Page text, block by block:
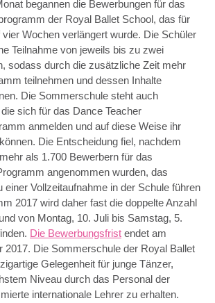
begannen die Bewerbungen für das
der Royal Ballet School, das für
Wochen verlängert wurde. Die Schüler
Teilnahme von jeweils bis zu zwei
sodass durch die zusätzliche Zeit mehr
teilnehmen und dessen Inhalte
Die Sommerschule steht auch
sich für das Dance Teacher
anmelden und auf diese Weise ihr
Die Entscheidung fiel, nachdem
als 1.700 Bewerbern für das
angenommen wurden, das
einer Vollzeitaufnahme in der Schule führen
2017 wird daher fast die doppelte Anzahl
von Montag, 10. Juli bis Samstag, 5.
Die Bewerbungsfrist endet am
2017. Die Sommerschule der Royal Ballet
Gelegenheit für junge Tänzer,
Niveau durch das Personal der
internationale Lehrer zu erhalten.